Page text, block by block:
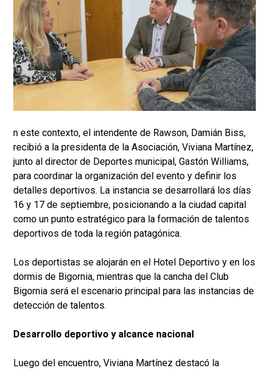
n este contexto, el intendente de Rawson, Damián Biss,
recibió a la presidenta de la Asociación, Viviana Martínez,
junto al director de Deportes municipal, Gastón Williams,
para coordinar la organización del evento y definir los
detalles deportivos. La instancia se desarrollará los días
16 y 17 de septiembre, posicionando a la ciudad capital
como un punto estratégico para la formación de talentos
deportivos de toda la región patagónica.
Los deportistas se alojarán en el Hotel Deportivo y en los
dormis de Bigornia, mientras que la cancha del Club
Bigornia será el escenario principal para las instancias de
detección de talentos.
Desarrollo deportivo y alcance nacional
Luego del encuentro, Viviana Martínez destacó la